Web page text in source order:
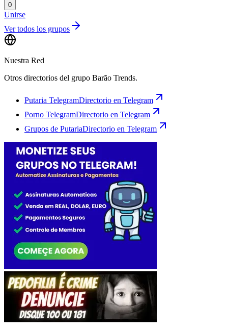
0
Unirse
Ver todos los grupos
Nuestra Red
Otros directorios del grupo Barão Trends.
Putaria TelegramDirectorio en Telegram
Porno TelegramDirectorio en Telegram
Grupos de PutariaDirectorio en Telegram